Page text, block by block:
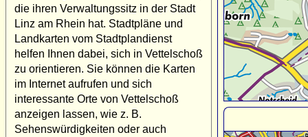
die ihren Verwaltungssitz in der Stadt
Linz am Rhein hat. Stadtpläne und
Landkarten vom Stadtplandienst
helfen Ihnen dabei, sich in Vettelschoß
zu orientieren. Sie können die Karten
im Internet aufrufen und sich
interessante Orte von Vettelschoß
anzeigen lassen, wie z. B.
Sehenswürdigkeiten oder auch